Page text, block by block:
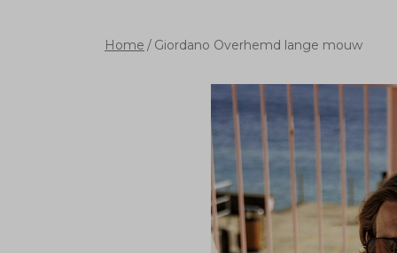
Giordano
Overhemd
Home Giordano Overhemd lange mouw